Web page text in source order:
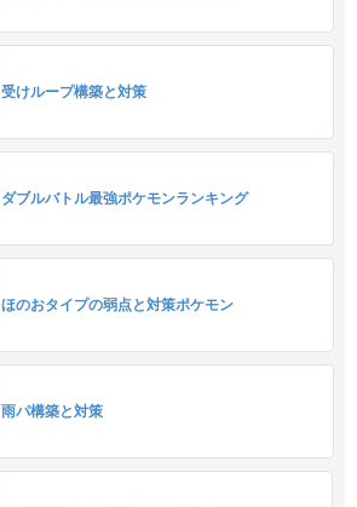
受けループ構築と対策
ダブルバトル最強ポケモンランキング
ほのおタイプの弱点と対策ポケモン
雨パ構築と対策